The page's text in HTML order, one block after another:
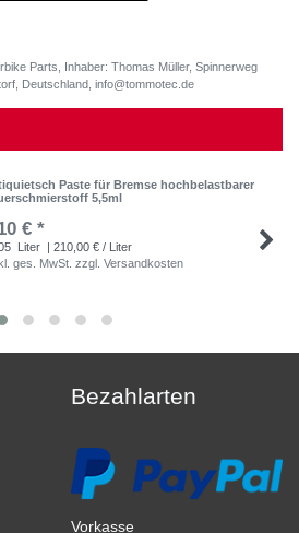
Parts, Inhaber: Thomas Müller, Spinnerweg
Deutschland, info@tommotec.de
Paste für Bremse hochbelastbarer
5,5ml
€ *
Liter | 210,00 € / Liter
ges. MwSt. zzgl.Versandkosten
Bezahlarten
Vorkasse